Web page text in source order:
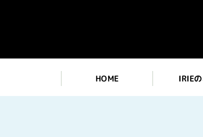
HOME IRIE